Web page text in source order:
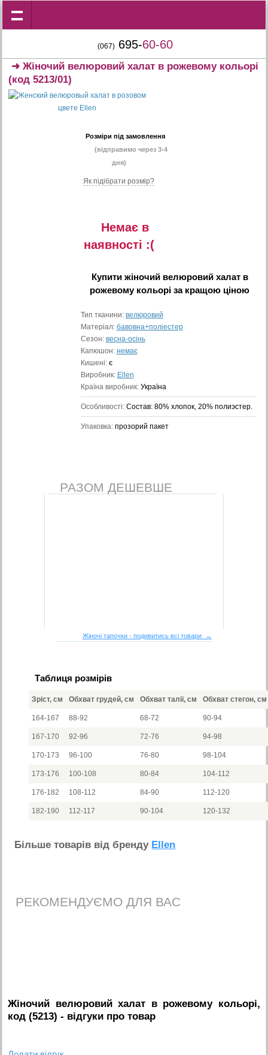
(067) 695-60-60
➜Жіночий велюровий халат в рожевому кольорі
(код 5213/01)
Розміри під замовлення
(відправимо через 3-4
дня)
Як підібрати розмір?
Немає в
наявностi :(
Купити жіночий велюровий халат в
рожевому кольорі за кращою ціною
Тип тканини: велюровий
Матеріал: бавовна+поліестер
Сезон: весна-осінь
Капюшон: немає
Кишені: є
Виробник: Ellen
Країна виробник: Україна
Особливості: Состав: 80% хлопок, 20% полиэстер.
Упаковка: прозорий пакет
РАЗОМ ДЕШЕВШЕ
Жіночі тапочки - подивитись всі товари →
Таблиця розмірів
Зріст, см Обхват грудей, см Обхват талії, см Обхват стегон, см
164-167 88-92 68-72 90-94
167-170 92-96 72-76 94-98
170-173 96-100 76-80 98-104
173-176 100-108 80-84 104-112
176-182 108-112 84-90 112-120
182-190 112-117 90-104 120-132
Бiльше товарiв вiд бренду Ellen
РЕКОМЕНДУЄМО ДЛЯ ВАС
Жіночий велюровий халат в рожевому кольорі,
код (5213) - вiдгуки про товар